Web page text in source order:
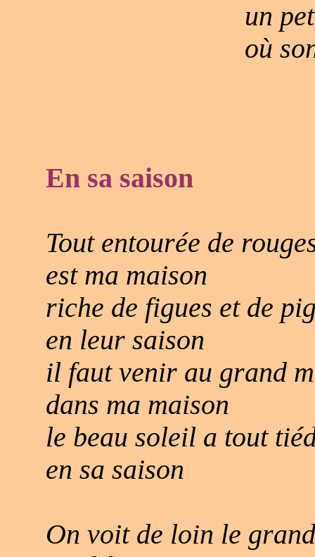
un
où
En sa saison
Tout entourée de
est ma maison
riche de figues et de
en leur saison
il faut venir au grand
dans ma maison
le beau soleil a tout
en sa saison
On voit de loin le